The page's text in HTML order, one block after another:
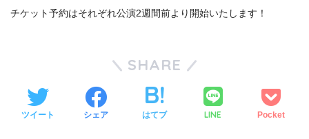
チケット予約はそれぞれ公演2週間前より開始いたします！
SHARE
ツイート シェア はてブ LINE Pocket